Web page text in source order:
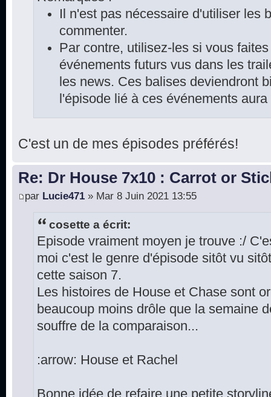
Il n'est pas nécessaire d'utiliser les
commenter.
Par contre, utilisez-les si vous
événements futurs vus dans les
les news. Ces balises deviendront
l'épisode lié à ces événements
C'est un de mes épisodes préférés!
Re: Dr House 7x10 : Carrot or
par Lucie471 » Mar 8 Juin 2021 13:55
cosette a écrit:
Episode vraiment moyen je trouve :/
moi c'est le genre d'épisode sitôt vu
cette saison 7.
Les histoires de House et Chase sont
beaucoup moins drôle que la semaine
souffre de la comparaison...
:arrow: House et Rachel
Bonne idée de refaire une petite